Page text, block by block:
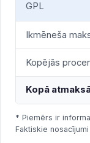
GPL
Ikmēneša
Kopējās
Kopā
* Piemērs ir
Faktiskie